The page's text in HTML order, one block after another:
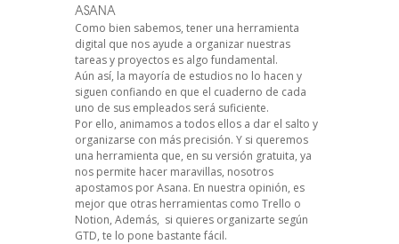
ASANA
Como bien sabemos, tener una herramienta
digital que nos ayude a organizar nuestras
tareas y proyectos es algo fundamental.
Aún así, la mayoría de estudios no lo hacen y
siguen confiando en que el cuaderno de cada
uno de sus empleados será suficiente.
Por ello, animamos a todos ellos a dar el salto y
organizarse con más precisión. Y si queremos
una herramienta que, en su versión gratuita, ya
nos permite hacer maravillas, nosotros
apostamos por Asana. En nuestra opinión, es
mejor que otras herramientas como Trello o
Notion, Además, si quieres organizarte según
GTD, te lo pone bastante fácil.